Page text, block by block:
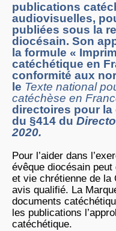
publications
audiovisuelles,
publiées sous la
diocésain. Son
la formule «
catéchétique en
conformité aux
le Texte national
catéchèse en
directoires pour la
du §414 du
2020.
Pour l’aider dans
évêque diocésain
et vie chrétienne de la
avis qualifié. La
documents
les publications
catéchétique.